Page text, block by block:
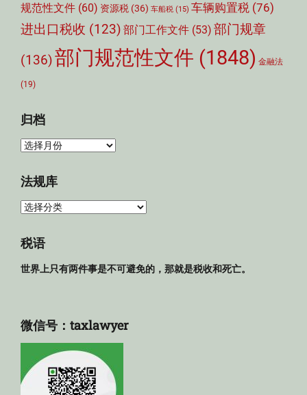
规范性文件 (60) 资源税 (36) 车船税 (15) 车辆购置税 (76)
进出口税收 (123) 部门工作文件 (53) 部门规章
(136)部门规范性文件 (1848) 金融法
(19)
归档
归
法规库
法
库
税语
世界上只有两件事是不可避免的，那就是税收和死亡。
微信号：taxlawyer